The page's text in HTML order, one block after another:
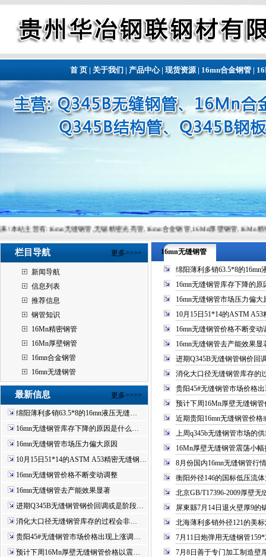
首 页| 关于我们 | 产品中心| 现货资源| 16mn合金钢管|
站主营有:16mn无缝钢管,无锡精密光亮管,16mn合金钢管,16Mn厚壁钢管,16Mn精
栏目导航 更多>>>>
新闻导航
信息列表
推荐信息
钢管知识
16Mn精密钢管
16Mn厚壁钢管
16mn合金钢管
16mn无缝钢管
最新信息 更多>>>>
绵阳薄利多销63.5*8的16mn液压无缝…
16mn无缝钢管库存下降的原因是什么…
16mn无缝钢管市场压力偏大原因
10月15日51*14的ASTM A53精密无缝钢…
16mn无缝钢管价格不断变动调整
16mn无缝钢管去产能效果显著
进期Q345B无缝钢管钢价回调或是阶段…
消化大口径无缝钢管库存的过程会非…
贵阳45#无缝钢管市场价格出现上涨调…
预计下周16Mn厚壁无缝钢管价格以震…
16mn无缝钢管
绵阳薄利多销63.5*8的16mn
16mn无缝钢管库存下降的原
16mn无缝钢管市场压力偏大
10月15日51*14的ASTM
16mn无缝钢管价格不断变动
16mn无缝钢管去产能效果显
进期Q345B无缝钢管钢价回
消化大口径无缝钢管库存的
贵阳45#无缝钢管市场价格
预计下周16Mn厚壁无缝钢
近期贵阳16mn无缝钢管价格
上周q345b无缝钢管市场的
16Mn厚壁无缝钢管震荡小幅
8月份国内16mn无缝钢管行
衡阳外径146的国标低压流
北京GB/T17396-2009厚壁
屏東縣7月14日退火壁厚9的
北海薄利多销外径121的美
7月11日炮弹用无缝钢管
7月8日善于专门加工制造壁